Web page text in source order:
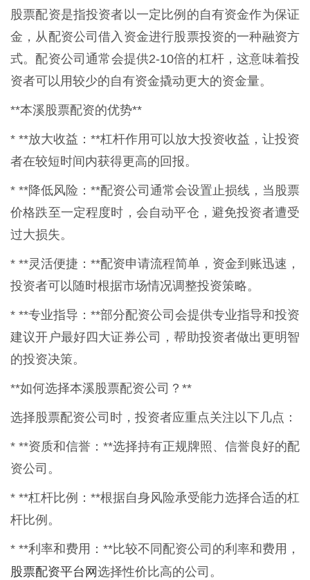
股票配资是指投资者以一定比例的自有资金作为保证
金，从配资公司借入资金进行股票投资的一种融资方
式。配资公司通常会提供2-10倍的杠杆，这意味着投
资者可以用较少的自有资金撬动更大的资金量。
**本溪股票配资的优势**
* **放大收益：**杠杆作用可以放大投资收益，让投资
者在较短时间内获得更高的回报。
* **降低风险：**配资公司通常会设置止损线，当股票
价格跌至一定程度时，会自动平仓，避免投资者遭受
过大损失。
* **灵活便捷：**配资申请流程简单，资金到账迅速，
投资者可以随时根据市场情况调整投资策略。
* **专业指导：**部分配资公司会提供专业指导和投资
建议开户最好四大证券公司，帮助投资者做出更明智
的投资决策。
**如何选择本溪股票配资公司？**
选择股票配资公司时，投资者应重点关注以下几点：
* **资质和信誉：**选择持有正规牌照、信誉良好的配
资公司。
* **杠杆比例：**根据自身风险承受能力选择合适的杠
杆比例。
* **利率和费用：**比较不同配资公司的利率和费用，
股票配资平台网选择性价比高的公司。